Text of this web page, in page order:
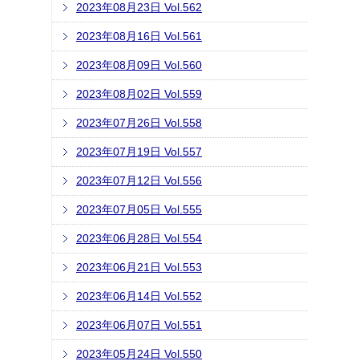
2023年08月23日 Vol.562
2023年08月16日 Vol.561
2023年08月09日 Vol.560
2023年08月02日 Vol.559
2023年07月26日 Vol.558
2023年07月19日 Vol.557
2023年07月12日 Vol.556
2023年07月05日 Vol.555
2023年06月28日 Vol.554
2023年06月21日 Vol.553
2023年06月14日 Vol.552
2023年06月07日 Vol.551
2023年05月24日 Vol.550